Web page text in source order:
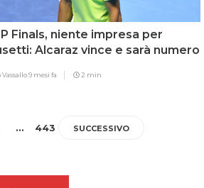
Finals, niente impresa per
Alcaraz vince e sarà numero
Vassallo9 mesi fa 2 min
… 443 SUCCESSIVO